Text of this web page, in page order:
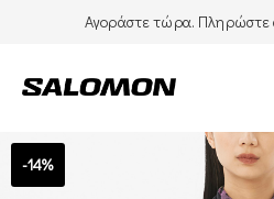
Αγοράστε τώρα. Πληρώστε
-14%